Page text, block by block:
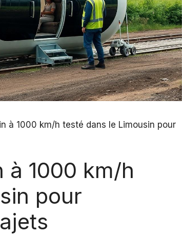
à 1000 km/h testé dans le Limousin pour
à 1000 km/h
pour